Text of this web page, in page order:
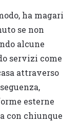
ha magari
se non
alcune
servizi come
attraverso
esterne
con chiunque